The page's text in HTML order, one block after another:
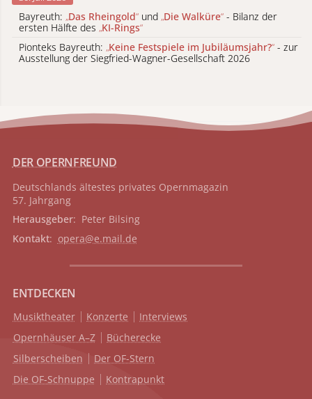
Bayreuth: „Das Rheingold“ und „Die Walküre“ - Bilanz der
ersten Hälfte des „KI-Rings“
Pionteks Bayreuth: „Keine Festspiele im Jubiläumsjahr?“ - zur
Ausstellung der Siegfried-Wagner-Gesellschaft 2026
DER OPERNFREUND
Deutschlands ältestes privates Opernmagazin
57. Jahrgang
Herausgeber: Peter Bilsing
Kontakt: opera@e.mail.de
ENTDECKEN
Musiktheater Konzerte
Interviews
Opernhäuser A–Z
Bücherecke
Silberscheiben
Der OF-Stern
Die OF-Schnuppe
Kontrapunkt